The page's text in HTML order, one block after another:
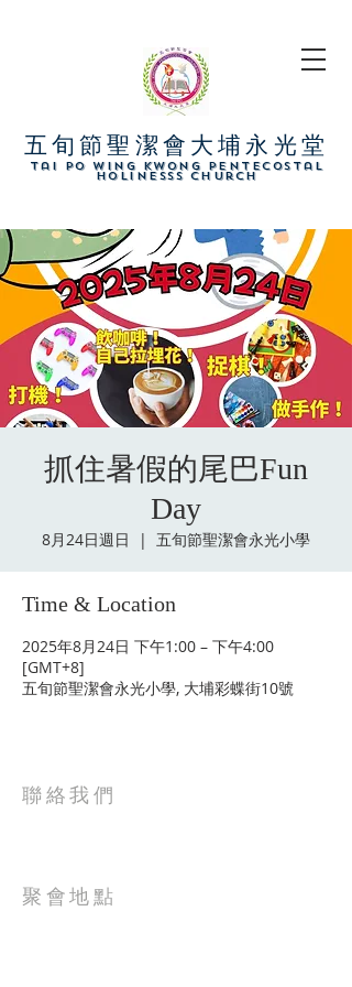
五旬節聖潔會大埔永光堂
​Tai Po Wing Kwong Pentecostal
Holinesss Church
抓住暑假的尾巴Fun
Day
8月24日週日
  |
五旬節聖潔會永光小學
Time & Location
2025年8月24日 下午1:00 – 下午4:00
[GMT+8]
五旬節聖潔會永光小學, 大埔彩蝶街10號
聯絡我們
聚會地點